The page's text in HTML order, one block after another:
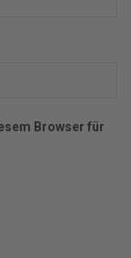
Browser für